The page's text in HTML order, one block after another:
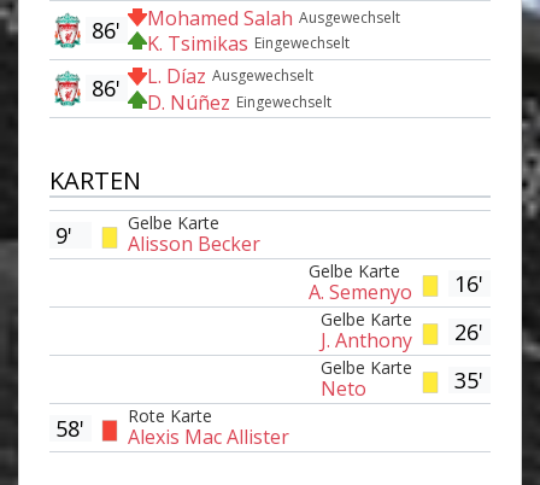
Ausgewechselt
Mohamed Salah
Eingewechselt
K. Tsimikas
86'
Ausgewechselt
L. Díaz
Eingewechselt
D. Núñez
86'
KARTEN
Gelbe Karte
Alisson Becker
9'
16'
Gelbe Karte
A. Semenyo
26'
Gelbe Karte
J. Anthony
35'
Gelbe Karte
Neto
Rote Karte
Alexis Mac Allister
58'